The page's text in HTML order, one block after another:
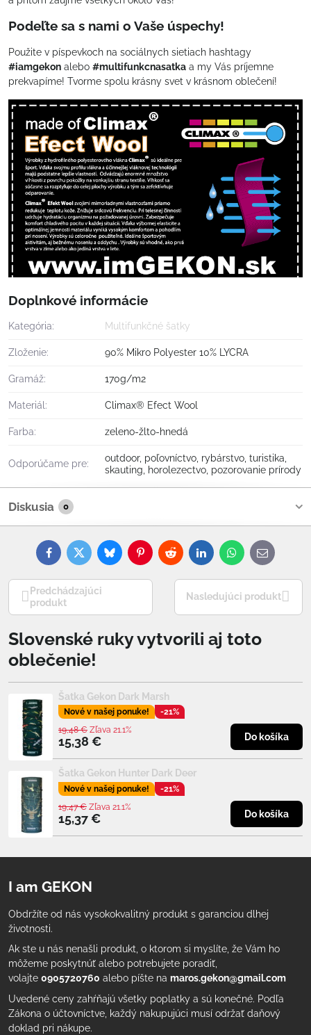
Podeľte sa s nami o Vaše úspechy!
Použite v píspevkoch na sociálnych sietiach hashtagy
#iamgekon alebo #multifunkcnasatka a my Vás príjemne
prekvapíme! Tvorme spolu krásny svet v krásnom oblečení!
Doplnkové informácie
Kategória: Multifunkčné šatky
Zloženie: 90% Mikro Polyester 10% LYCRA
Gramáž: 170g/m2
Materiál: Climax® Efect Wool
Farba: zeleno-žlto-hnedá
Odporúčame pre:
outdoor, poľovníctvo, rybárstvo, turistika,
skauting, horolezectvo, pozorovanie prírody
Diskusia 0
FacebookTwitterBlueskyPinterestRedditLinkedInWhatsApp
E-
mail
Predchádzajúci
produkt
Nasledujúci produkt
Slovenské ruky vytvorili aj toto
oblečenie!
Šatka Gekon Dark Marsh
Nové v našej ponuke! -21%
15,38 €
19,48 € Zľava 21.1%
Do košíka
Šatka Gekon Hunter Dark Deer
Nové v našej ponuke! -21%
15,37 €
19,47 € Zľava 21.1%
Do košíka
I am GEKON
Obdržíte od nás vysokokvalitný produkt s garanciou dlhej
životnosti.
Ak ste u nás nenašli produkt, o ktorom si myslíte, že Vám ho
môžeme poskytnúť alebo potrebujete poradiť,
volajte 0905720760 alebo píšte na maros.gekon@gmail.com
Uvedené ceny zahŕňajú všetky poplatky a sú konečné. Podľa
Zákona o účtovníctve, každý nakupujúci musí održať daňový
doklad pri nákupe.